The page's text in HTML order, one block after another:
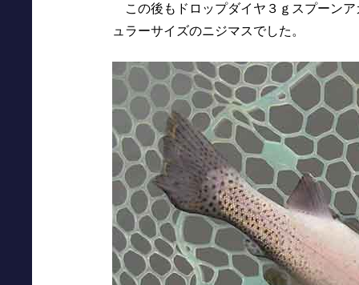
この後もドロップダイヤ３ｇスプーン
ュラーサイズのニジマスでした。